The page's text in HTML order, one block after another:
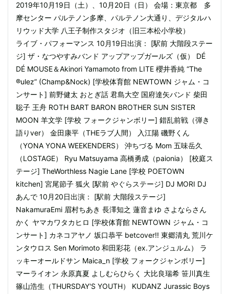
2019年10月19日（土）、10月20日（日） 会場：東京都 多
摩センター パルテノン多摩、パルテノン大通り、デジタルハ
リウッド大学 八王子制作スタジオ（旧三本松小学校）
ライブ・パフォーマンス 10月19日出演： [駅前 大階段ステー
ジ] ザ・なつやすみバンド アップアップガールズ（仮） DÉ
DÉ MOUSE＆Akinori Yamamoto from LITE 櫻井香純 “The
®ulez” (Champ&Nock) [学校体育館 NEWTOWN ジャム・コ
ンサート] 前野健太 おとぎ話 君島大空 国府達矢バンド 柴田
聡子 王舟 ROTH BART BARON BROTHER SUN SISTER
MOON 羊文学 [学校 フォークジャンボリー] 錯乱前戦（弾き
語りver） 金田康平（THEラブ人間） 入江陽 磯野くん
（YONA YONA WEEKENDERS） 沖ちづる Mom 五味岳久
（LOSTAGE） Ryu Matsuyama 高橋勇成（paionia） [校庭ス
テージ] TheWorthless Nagie Lane [学校 POETOWN
kitchen] 宮尾節子 狐火 [駅前 やぐらステージ] DJ MORI DJ
あんで 10月20日出演： [駅前 大階段ステージ]
NakamuraEmi 眉村ちあき 長澤知之 蓮音まゆ さよならさん
かく ヤマカワタカヒロ [学校体育館 NEWTOWN ジャム・コ
ンサート] カネコアヤノ 坂口恭平 betcover!! 東郷清丸 荒川ケ
ンタウロス Sen Morimoto 和田彩花（ex.アンジュルム） ラ
ッキーオールドサン Maica_n [学校 フォークジャンボリー]
マーライオン 永原真夏 よしむらひらく 大比良瑞希 笹川真生
篠山浩生（THURSDAY'S YOUTH） KUDANZ Jurassic Boys